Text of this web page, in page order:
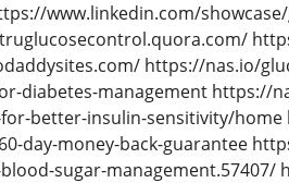
www.linkedin.com/
https://nas.io/
diabetes-management https://
better-insulin-sensitivity/
day-money-back-guarantee
sugar-